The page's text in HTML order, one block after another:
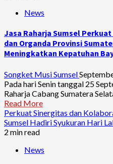
News
Jasa Raharja Sumsel
dan Organda Provinsi
Meningkatkan Kepatuhan
Songket Musi Sumsel
Pada hari Senin tanggal 25
Raharja Cabang Sumatera
Read More
Perkuat Sinergitas dan
Sumsel Hadiri Syukuran Hari
2 min read
News